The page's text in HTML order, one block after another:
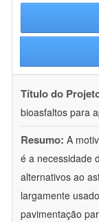
Título do
bioasfaltos para
Resumo: A
é a necessidade
alternativos ao
largamente
pavimentação